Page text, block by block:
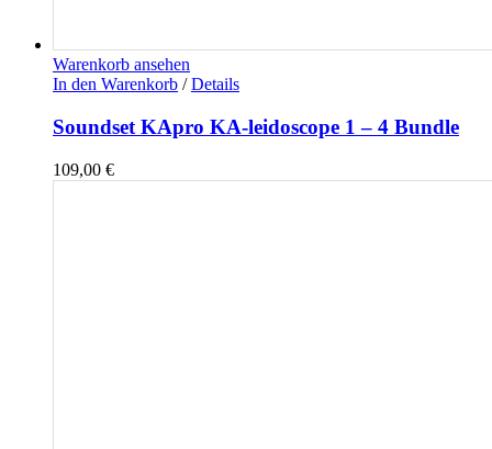
Warenkorb ansehen
In den Warenkorb / Details
Soundset KApro KA-leidoscope 1 – 4 Bundle
109,00 €